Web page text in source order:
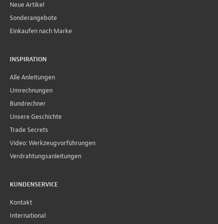
Neue Artikel
Sonderangebote
Einkaufen nach Marke
INSPIRATION
Alle Anleitungen
Umrechnungen
Bundrechner
Unsere Geschichte
Trade Secrets
Video: Werkzeugvorführungen
Verdrahtungsanleitungen
KUNDENSERVICE
Kontakt
International